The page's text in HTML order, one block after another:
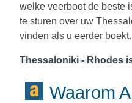
welke veerboot de beste
te sturen over uw
vinden als u eerder boekt.
Thessaloniki - Rhodes
Waarom